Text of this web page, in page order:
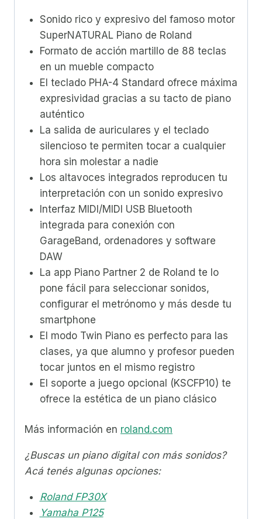
Sonido rico y expresivo del famoso motor
SuperNATURAL Piano de Roland
Formato de acción martillo de 88 teclas
en un mueble compacto
El teclado PHA-4 Standard ofrece máxima
expresividad gracias a su tacto de piano
auténtico
La salida de auriculares y el teclado
silencioso te permiten tocar a cualquier
hora sin molestar a nadie
Los altavoces integrados reproducen tu
interpretación con un sonido expresivo
Interfaz MIDI/MIDI USB Bluetooth
integrada para conexión con
GarageBand, ordenadores y software
DAW
La app Piano Partner 2 de Roland te lo
pone fácil para seleccionar sonidos,
configurar el metrónomo y más desde tu
smartphone
El modo Twin Piano es perfecto para las
clases, ya que alumno y profesor pueden
tocar juntos en el mismo registro
El soporte a juego opcional (KSCFP10) te
ofrece la estética de un piano clásico
Más información en roland.com
¿Buscas un piano digital con más sonidos?
Acá tenés algunas opciones:
Roland FP30X
Yamaha P125